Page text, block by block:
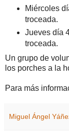
Miércoles
troceada.
Jueves día
troceada.
Un grupo de
los porches a la
Para más
Miguel Ángel